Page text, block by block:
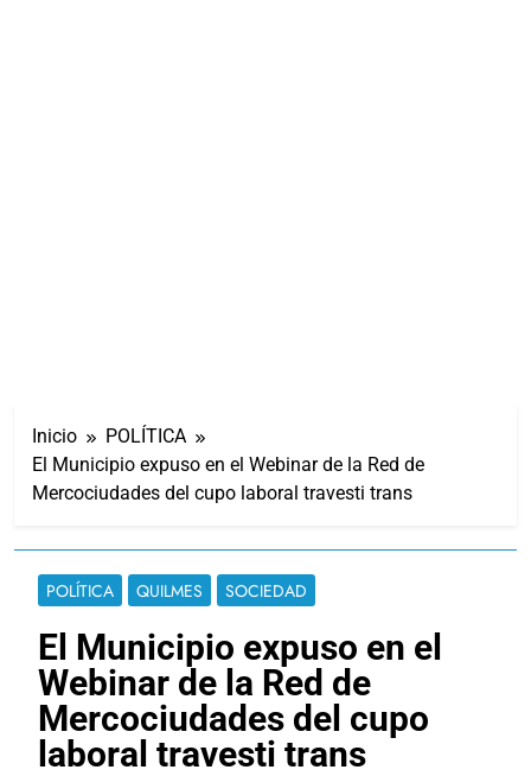
Inicio
POLÍTICA
El Municipio expuso en el Webinar de la Red de
Mercociudades del cupo laboral travesti trans
POLÍTICA QUILMES SOCIEDAD
El Municipio expuso en el
Webinar de la Red de
Mercociudades del cupo
laboral travesti trans